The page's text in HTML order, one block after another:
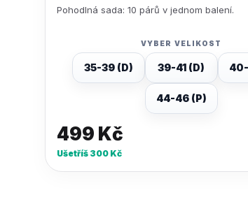
Pohodlná sada: 10 párů v jednom balení.
VYBER VELIKOST
35-39 (D) 39-41 (D)
44-46 (P)
499 Kč
Ušetříš 300 Kč